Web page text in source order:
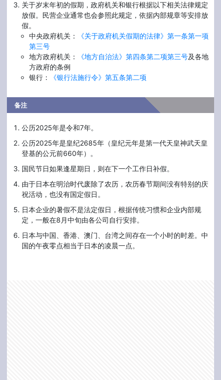
关于岁末年初的假期，政府机关和银行根据以下相关法律规定
放假。民营企业通常也会参照此规定，依据内部规章等安排放
假。
中央政府机关：
《关于政府机关假期的法律》第一条第一项
第三号
地方政府机关：
《地方自治法》第四条第二项第三号及各地
方政府的条例
银行：
《银行法施行令》第五条第二项
备注
公历2025年是令和7年。
公历2025年是皇纪2685年（皇纪元年是第一代天皇神武天皇
登基的公元前660年）。
国民节日如果逢星期日，则在下一个工作日补假。
由于日本在明治时代废除了农历，农历春节期间没有特别的庆
祝活动，也没有国定假日。
日本企业的暑假不是法定假日，根据传统习惯和企业内部规
定，一般在8月中旬由各公司自行安排。
日本与中国、香港、澳门、台湾之间存在一个小时的时差。中
国的午夜零点相当于日本的凌晨一点。